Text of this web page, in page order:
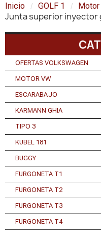
Inicio GOLF 1 Motor
Junta superior inyector
OFERTAS VOLKSWAGEN
MOTOR VW
ESCARABAJO
KARMANN GHIA
TIPO 3
KUBEL 181
BUGGY
FURGONETA T1
FURGONETA T2
FURGONETA T3
FURGONETA T4